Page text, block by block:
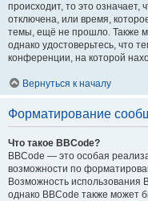
происходит, то это означает,
отключена, или время,
темы, ещё не прошло. Также
однако удостоверьтесь, что
конференции, на которой
Вернуться к началу
Форматирование
Что такое BBCode?
BBCode — это особая
возможности по
Возможность использования
однако BBCode также может